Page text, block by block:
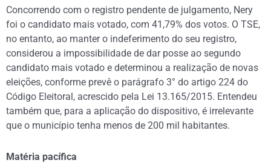
Concorrendo com o registro pendente de julgamento, Nery
foi o candidato mais votado, com 41,79% dos votos. O TSE,
no entanto, ao manter o indeferimento do seu registro,
considerou a impossibilidade de dar posse ao segundo
candidato mais votado e determinou a realização de novas
eleições, conforme prevê o parágrafo 3° do artigo 224 do
Código Eleitoral, acrescido pela Lei 13.165/2015. Entendeu
também que, para a aplicação do dispositivo, é irrelevante
que o município tenha menos de 200 mil habitantes.
Matéria pacífica